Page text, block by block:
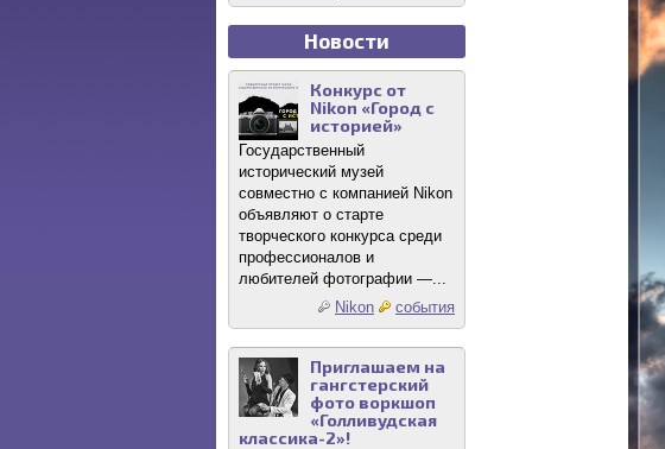
Новости
Конкурс от
Nikon «Город с
историей»
Государственный
исторический музей
совместно с компанией Nikon
объявляют о старте
творческого конкурса среди
профессионалов и
любителей фотографии —...
Nikon
события
Приглашаем на
гангстерский
фото воркшоп
«Голливудская
классика-2»!